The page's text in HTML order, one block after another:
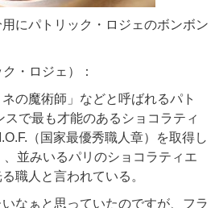
にパトリック・ロジェのボンボン
・ロジェ）：
の魔術師」などと呼ばれるパト
スで最も才能のあるショコラティ
（国家最優秀職人章）を取得し
並みいるパリのショコラティエ
職人と言われている。
なぁと思っていたのですが、フラ